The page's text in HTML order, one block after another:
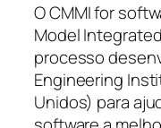
O CMMI for
Model
processo
Engineering
Unidos) para